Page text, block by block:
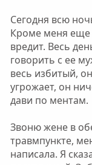
Сегодня всю
Кроме меня еще
вредит. Весь
говорить с ее
весь избитый,
угрожает, он
дави по ментам.
Звоню жене в
травмпункте,
написала. Я